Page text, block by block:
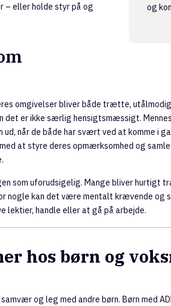
og
– eller holde styr på og
omgivelser bliver både trætte,
er ikke særlig hensigtsmæssigt.
ud, når de både har svært ved at komme i
at styre deres opmærksomhed og
som uforudsigelig. Mange bliver hurtigt
nogle kan det være mentalt krævende og
lektier, handle eller at gå på arbejde.
hos børn og
og leg med andre børn. Børn med